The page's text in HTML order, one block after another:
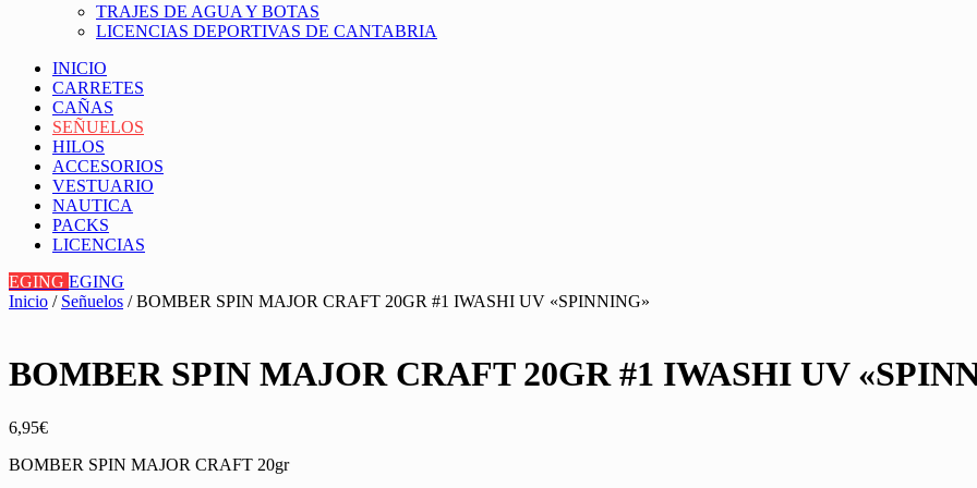
TRAJES DE AGUA Y BOTAS
LICENCIAS DEPORTIVAS DE CANTABRIA
INICIO
CARRETES
CAÑAS
SEÑUELOS
HILOS
ACCESORIOS
VESTUARIO
NAUTICA
PACKS
LICENCIAS
EGING EGING
Inicio / Señuelos / BOMBER SPIN MAJOR CRAFT 20GR #1 IWASHI UV «SPINNING»
BOMBER SPIN MAJOR CRAFT 20GR #1 IWASHI UV
6,95€
BOMBER SPIN MAJOR CRAFT 20gr